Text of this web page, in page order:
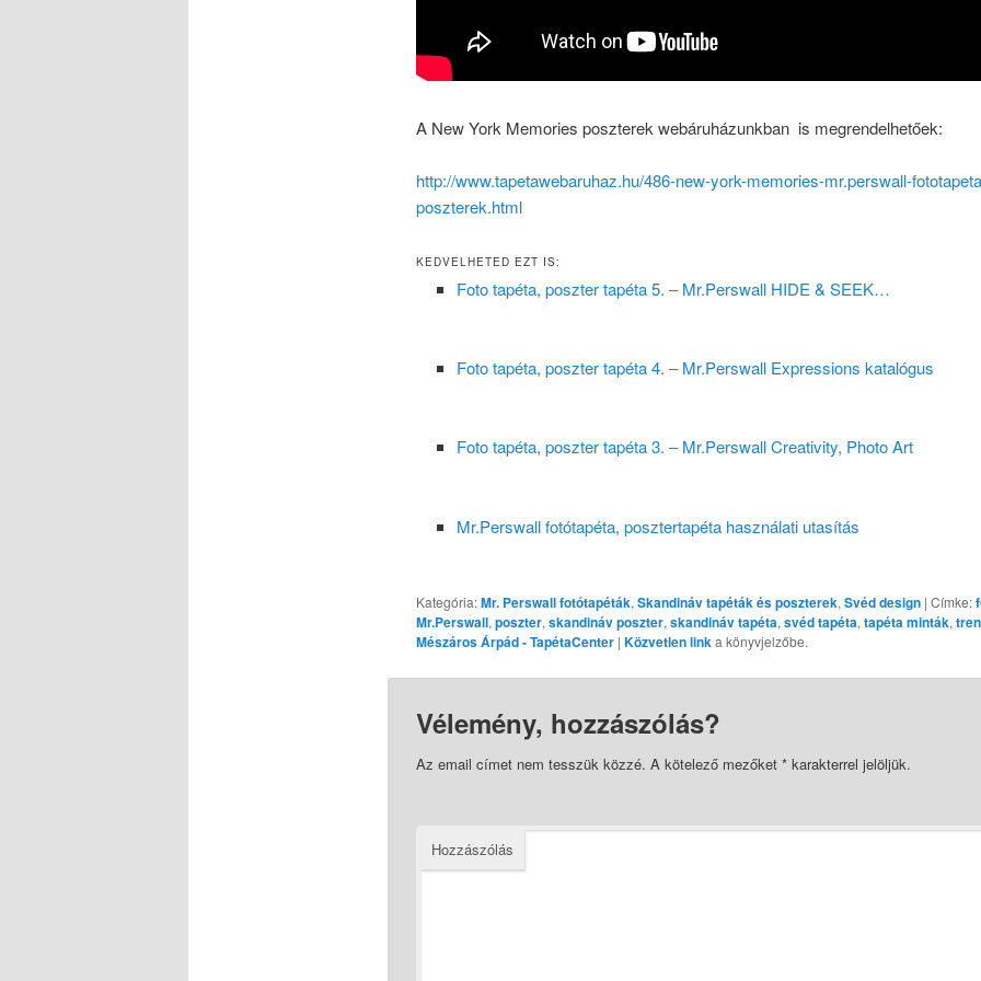
A New York Memories poszterek webáruházunkban is megrendelhetőek:
http://www.tapetawebaruhaz.hu/486-new-york-memories-mr.perswall-
poszterek.html
KEDVELHETED EZT IS:
Foto tapéta, poszter tapéta 5. – Mr.Perswall HIDE & SEEK…
Foto tapéta, poszter tapéta 4. – Mr.Perswall Expressions katalógus
Foto tapéta, poszter tapéta 3. – Mr.Perswall Creativity, Photo Art
Mr.Perswall fotótapéta, posztertapéta használati utasítás
Kategória:Mr. Perswall fotótapéták, Skandináv tapéták és poszterek, Svéd design| Címke:
Mr.Perswall, poszter, skandináv poszter, skandináv tapéta, svéd tapéta, tapéta minták,
Mészáros Árpád - TapétaCenter| Közvetlen linka könyvjelzőbe.
Vélemény, hozzászólás?
Az email címet nem tesszük közzé. A kötelező mezőket *karakterrel jelöljük.
Hozzászólás